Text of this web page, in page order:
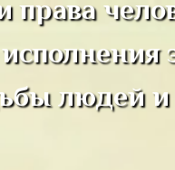
права
людей